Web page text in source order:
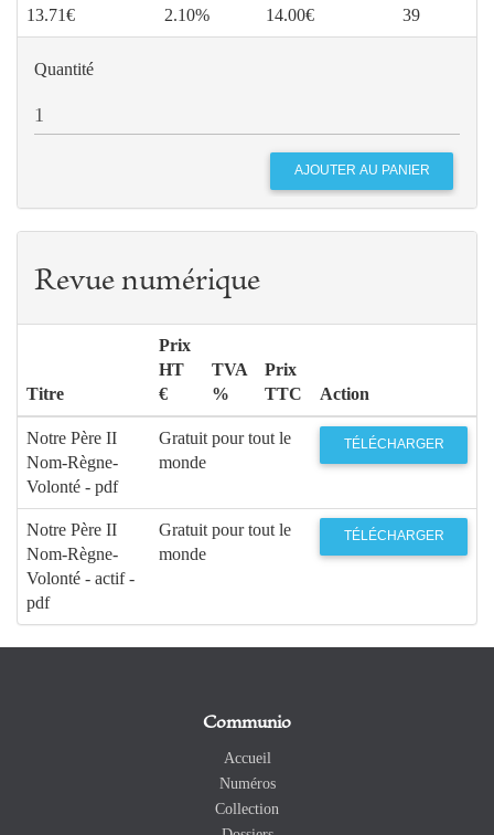
13.71€ 2.10% 14.00€ 39
Quantité
Revue numérique
Titre
Prix
HT
€
TVA
%
Prix
TTC
Action
Notre Père II
Nom-Règne-
Volonté - pdf
Gratuit pour tout le
monde
TÉLÉCHARGER
Notre Père II
Nom-Règne-
Volonté - actif -
pdf
Gratuit pour tout le
monde
TÉLÉCHARGER
Communio
Accueil
Numéros
Collection